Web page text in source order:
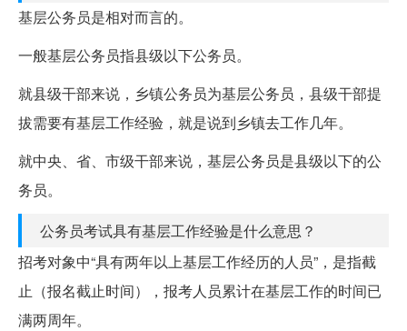
基层公务员是相对而言的。
一般基层公务员指县级以下公务员。
就县级干部来说，乡镇公务员为基层公务员，县级干部提
拔需要有基层工作经验，就是说到乡镇去工作几年。
就中央、省、市级干部来说，基层公务员是县级以下的公
务员。
公务员考试具有基层工作经验是什么意思？
招考对象中“具有两年以上基层工作经历的人员”，是指截
止（报名截止时间），报考人员累计在基层工作的时间已
满两周年。